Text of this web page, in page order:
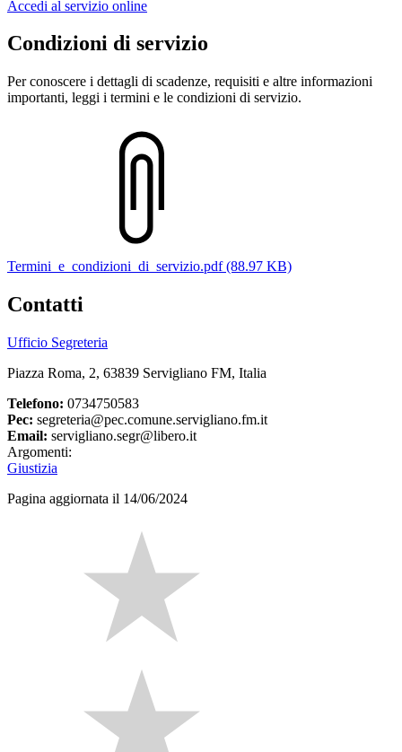
Accedi al servizio online
Condizioni di servizio
Per conoscere i dettagli di scadenze, requisiti e altre informazioni
importanti, leggi i termini e le condizioni di servizio.
Termini_e_condizioni_di_servizio.pdf (88.97 KB)
Contatti
Ufficio Segreteria
Piazza Roma, 2, 63839 Servigliano FM, Italia
Telefono: 0734750583
Pec: segreteria@pec.comune.servigliano.fm.it
Email: servigliano.segr@libero.it
Argomenti:
Giustizia
Pagina aggiornata il 14/06/2024